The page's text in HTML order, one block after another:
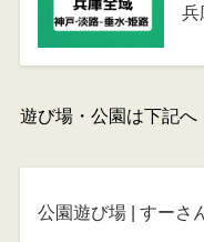
兵
遊び場・公園は下記へ
公園遊び場 | すーさ